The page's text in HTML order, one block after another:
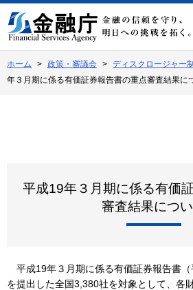
文
へ
動
ホーム 政策・審議会 ディスクロージャー
年３月期に係る有価証券報告書の重点審査結果に
平成19年３月期に係る有価
審査結果につ
平成19年３月期に係る有価証券報告書（
を提出した全国3,380社を対象として、各